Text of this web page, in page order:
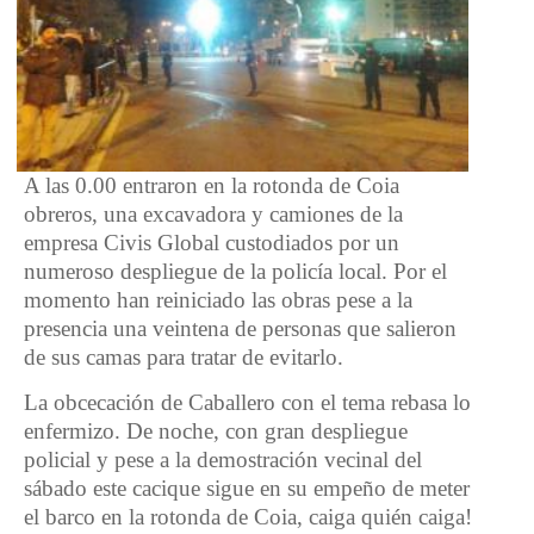
A las 0.00 entraron en la rotonda de Coia
obreros, una excavadora y camiones de la
empresa Civis Global custodiados por un
numeroso despliegue de la policía local. Por el
momento han reiniciado las obras pese a la
presencia una veintena de personas que salieron
de sus camas para tratar de evitarlo.
La obcecación de Caballero con el tema rebasa lo
enfermizo. De noche, con gran despliegue
policial y pese a la demostración vecinal del
sábado este cacique sigue en su empeño de meter
el barco en la rotonda de Coia, caiga quién caiga!